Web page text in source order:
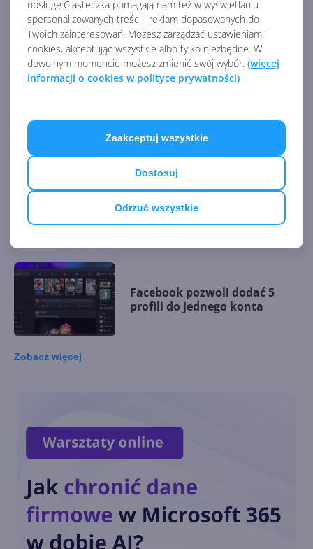
obsługę.Ciasteczka pomagają nam też w wyświetlaniu
spersonalizowanych treści i reklam dopasowanych do
Twoich zainteresowań. Możesz zarządzać ustawieniami
cookies, akceptując wszystkie albo tylko niezbędne. W
dowolnym momencie możesz zmienić swój wybór. (więcej
informacji o cookies w polityce prywatności)
Odrzuć wszystkie
Dostosuj
Zaakceptuj wszystkie
Facebook, Messenger i
Instagram nie działają. Wielka
awaria uniwersum Meta
mogli rozłączyć Facebooka,
Messengera i Instagrama
Kiepsko zrobiona gra wideo.
Giganci big tech krytykują
Metaverse
Facebook pozwoli dodać 5
profili do jednego konta
Facebook to teraz Meta.
Firma Marka Zuckerberga
zmienia nazwę i koncepcję
Zobacz więcej